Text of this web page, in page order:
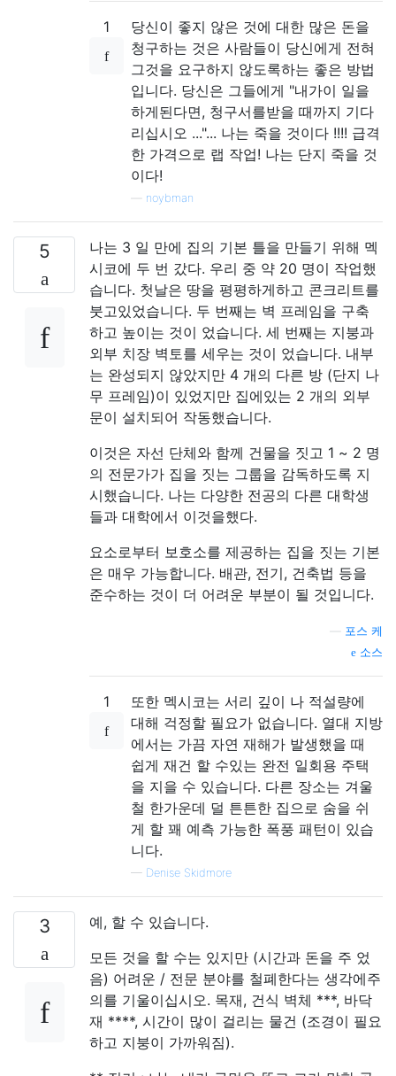
1
당신이 좋지 않은 것에 대한 많은 돈을
청구하는 것은 사람들이 당신에게 전혀
그것을 요구하지 않도록하는 좋은 방법
입니다. 당신은 그들에게 "내가이 일을
하게된다면, 청구서를받을 때까지 기다
리십시오 ..."... 나는 죽을 것이다 !!!! 급격
한 가격으로 랩 작업! 나는 단지 죽을 것
이다!
noybman
5
나는 3 일 만에 집의 기본 틀을 만들기 위해 멕
시코에 두 번 갔다. 우리 중 약 20 명이 작업했
습니다. 첫날은 땅을 평평하게하고 콘크리트를
붓고있었습니다. 두 번째는 벽 프레임을 구축
하고 높이는 것이 었습니다. 세 번째는 지붕과
외부 치장 벽토를 세우는 것이 었습니다. 내부
는 완성되지 않았지만 4 개의 다른 방 (단지 나
무 프레임)이 있었지만 집에있는 2 개의 외부
문이 설치되어 작동했습니다.
이것은 자선 단체와 함께 건물을 짓고 1 ~ 2 명
의 전문가가 집을 짓는 그룹을 감독하도록 지
시했습니다. 나는 다양한 전공의 다른 대학생
들과 대학에서 이것을했다.
요소로부터 보호소를 제공하는 집을 짓는 기본
은 매우 가능합니다. 배관, 전기, 건축법 등을
준수하는 것이 더 어려운 부분이 될 것입니다.
포스 케
소스
1
또한 멕시코는 서리 깊이 나 적설량에
대해 걱정할 필요가 없습니다. 열대 지방
에서는 가끔 자연 재해가 발생했을 때
쉽게 재건 할 수있는 완전 일회용 주택
을 지을 수 있습니다. 다른 장소는 겨울
철 한가운데 덜 튼튼한 집으로 숨을 쉬
게 할 꽤 예측 가능한 폭풍 패턴이 있습
니다.
— Denise Skidmore
3
예, 할 수 있습니다.
모든 것을 할 수는 있지만 (시간과 돈을 주 었
음) 어려운 / 전문 분야를 철폐한다는 생각에주
의를 기울이십시오. 목재, 건식 벽체 ***, 바닥
재 ****, 시간이 많이 걸리는 물건 (조경이 필요
하고 지붕이 가까워짐).